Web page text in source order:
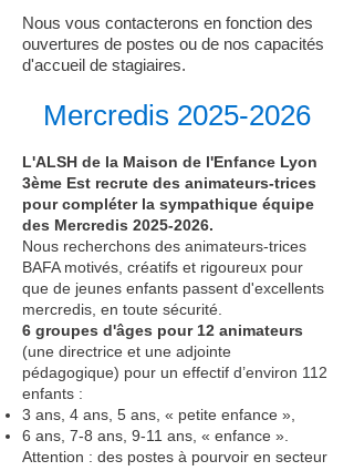
Nous vous contacterons en fonction des
ouvertures de postes ou de nos capacités
d'accueil de stagiaires.
Mercredis 2025-2026
L'ALSH de la Maison de l'Enfance Lyon
3ème Est recrute des animateurs-trices
pour compléter la sympathique équipe
des Mercredis 2025-2026.
Nous recherchons des animateurs-trices
BAFA motivés, créatifs et rigoureux pour
que de jeunes enfants passent d'excellents
mercredis, en toute sécurité.
6 groupes d'âges pour 12 animateurs
(une directrice et une adjointe
pédagogique) pour un effectif d’environ 112
enfants :
3 ans, 4 ans, 5 ans, « petite enfance »,
6 ans, 7-8 ans, 9-11 ans, « enfance ».
Attention : des postes à pourvoir en secteur